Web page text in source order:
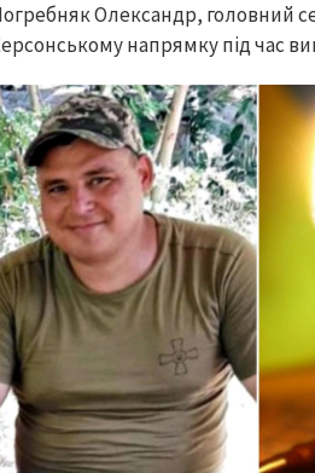
Олександр, головний
напрямку під час